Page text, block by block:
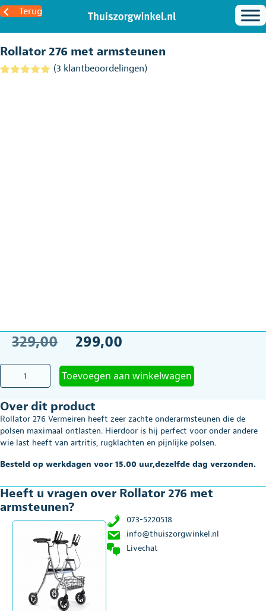
Terug
Rollator 276 met armsteunen
(3 klantbeoordelingen)
329,00
Oorspronkelijke
prijs
was:
€329,00.
299,00
prijs
is:
Rollator
armsteunen
aantal
Toevoegen aan winkelwagen
Over dit product
Rollator 276 Vermeiren heeft zeer zachte onderarmsteunen die de
polsen maximaal ontlasten. Hierdoor is hij perfect voor onder andere
wie last heeft van artritis, rugklachten en pijnlijke polsen.
Besteld op werkdagen voor 15.00 uur,dezelfde dag verzonden.
Heeft u vragen over Rollator 276 met
armsteunen?
073-5220518
info@thuiszorgwinkel.nl
Livechat